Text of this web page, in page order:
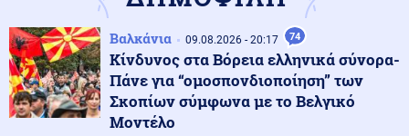
Οικονομία
Παρατείνεται έως τις 30 Νοεμβρίου το πρόγραμμα
«Εξοικονομώ - Επιχειρώ» για πάνω από 400
επιχειρήσεις
Πολιτική 10.08.2026 - 08:55
Βαλκάνια 09.08.2026 - 20:17 74
Κίνδυνος στα Βόρεια ελληνικά σύνορα-
Πάνε για “ομοσπονδιοποίηση” των
Σκοπίων σύμφωνα με το Βελγικό
Μοντέλο